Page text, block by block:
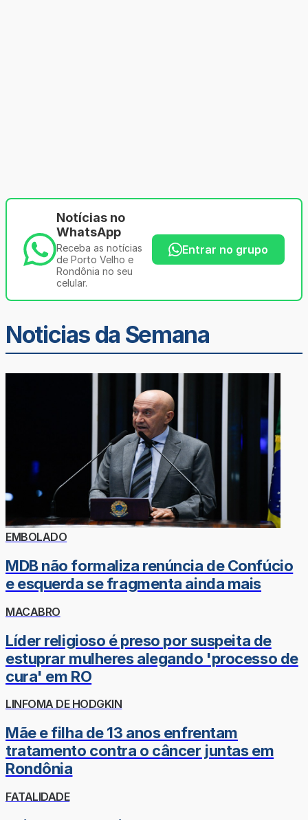
Notícias no
WhatsApp
Receba as notícias
de Porto Velho e
Rondônia no seu
celular.
Entrar no grupo
Noticias da Semana
EMBOLADO
MDB não formaliza renúncia de Confúcio
e esquerda se fragmenta ainda mais
MACABRO
Líder religioso é preso por suspeita de
estuprar mulheres alegando 'processo de
cura' em RO
LINFOMA DE HODGKIN
Mãe e filha de 13 anos enfrentam
tratamento contra o câncer juntas em
Rondônia
FATALIDADE